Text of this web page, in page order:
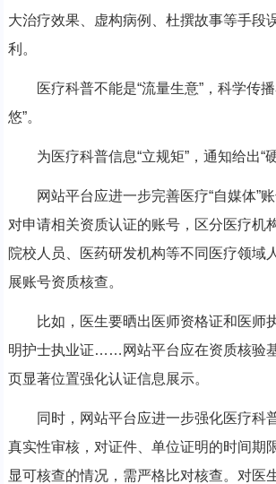
大治疗效果、虚构病例、杜撰故事等手段
利。
医疗科普不能是“流量生意”，科学传播
悠”。
为医疗科普信息“立规矩”，通知给出“
网站平台应进一步完善医疗“自媒体”账
对申请相关资质认证的账号，区分医疗机
院校人员、医药研发机构等不同医疗领域
展账号资质核查。
比如，医生要晒出医师资格证和医师
明护士执业证……网站平台应在资质核验
页显著位置强化认证信息展示。
同时，网站平台应进一步强化医疗科
真实性审核，对证件、单位证明的时间期
显可核查的情况，需严格比对核查。对医